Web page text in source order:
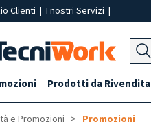
Clienti | I nostri Servizi |
Prodotti da Rivendita
e Promozioni Promozioni